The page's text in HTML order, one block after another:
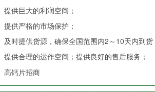
提供巨大的利润空间；
提供严格的市场保护；
及时提供货源，确保全国范围内2～10天内到货
提供合理的运作空间；提供良好的售后服务；
高钙片招商